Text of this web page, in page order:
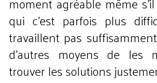
qui c’est parfois plus
travaillent pas
d’autres moyens de les
trouver les solutions